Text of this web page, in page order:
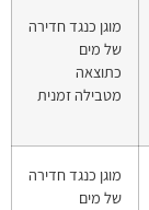
מוגן כנגד חדירה
של מים
כתוצאה
מטבילה זמנית
מוגן כנגד חדירה
של מים